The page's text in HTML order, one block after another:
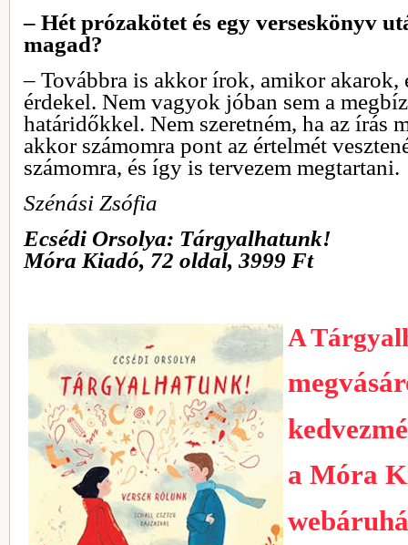
– Hét prózakötet és egy verseskönyv
magad?
– Továbbra is akkor írok, amikor akarok,
érdekel. Nem vagyok jóban sem a
határidőkkel. Nem szeretném, ha az írás
akkor számomra pont az értelmét
számomra, és így is tervezem megtartani.
Szénási Zsófia
Ecsédi Orsolya: Tárgyalhatunk!
Móra Kiadó, 72 oldal, 3999 Ft
A
a Móra